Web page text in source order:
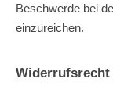
Beschwerde bei
einzureichen.
Widerrufsrecht